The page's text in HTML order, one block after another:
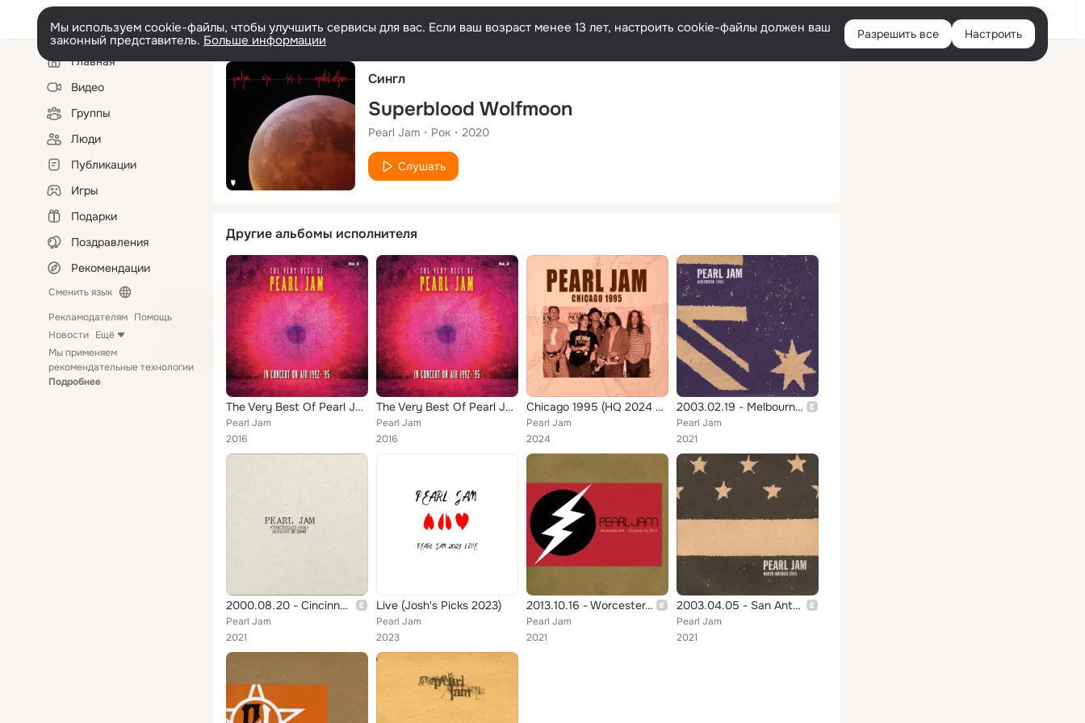
Русский Войти
Мы используем cookie-файлы, чтобы улучшить сервисы для вас. Если ваш возраст менее 13 лет, настроить cookie-файлы должен ваш
законный представитель. Больше информации Разрешить все Настроить
Левая
колонкаГлавная
Видео
Группы
Люди
Публикации
Игры
Подарки
Поздравления
Рекомендации
Сменить язык
Рекламодателям Помощь
Новости Ещё
Мы применяем
рекомендательные технологии
Подробнее
Сингл
Superblood Wolfmoon
Pearl Jam Рок 2020
Слушать
Другие альбомы исполнителя
The Very Best Of Pearl Jam: In Concert on Air 1992-1995, Vol. 3 (Live)
Pearl Jam
2016
The Very Best Of Pearl Jam: In Concert on Air 1992 - 1995, Vol. 2 (Live)
Pearl Jam
2016
Chicago 1995 (HQ 2024 Remastered)
Pearl Jam
2024
2003.02.19 - Melbourne, Australia (Live)
Pearl Jam
2021
2000.08.20 - Cincinnati, Ohio (Live)
Pearl Jam
2021
Live (Josh's Picks 2023)
Pearl Jam
2023
2013.10.16 - Worcester, Massachusetts (Live)
Pearl Jam
2021
2003.04.05 - San Antonio, Texas (Live)
Pearl Jam
2021